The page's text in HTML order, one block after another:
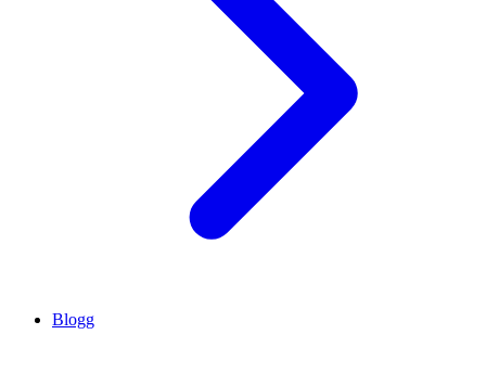
Blogg